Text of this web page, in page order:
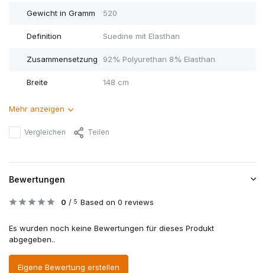
Gewicht in Gramm 520
Definition Suedine mit Elasthan
Zusammensetzung 92% Polyurethan 8% Elasthan
Breite 148 cm
Mehr anzeigen
Vergleichen Teilen
Bewertungen
0 / 5 Based on 0 reviews
Es wurden noch keine Bewertungen für dieses Produkt
abgegeben..
Eigene Bewertung erstellen